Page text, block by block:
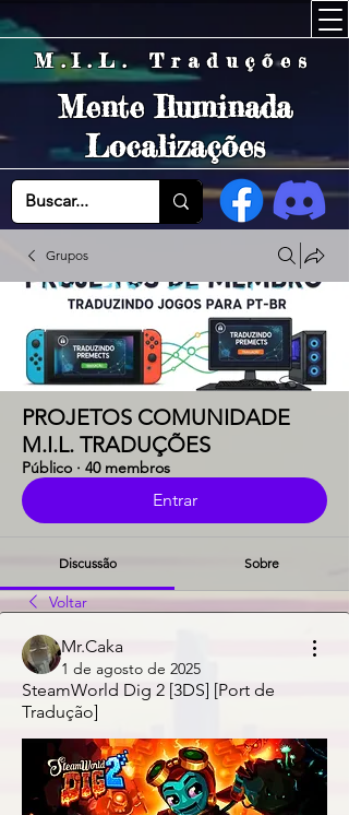
Mente Iluminada
Localizações
M.I.L. Traduções
Grupos
PROJETOS COMUNIDADE
M.I.L. TRADUÇÕES
Público · 40 membros
Entrar
Discussão Sobre
Voltar
Mr.Caka
1 de agosto de 2025
SteamWorld Dig 2 [3DS] [Port de
Tradução]